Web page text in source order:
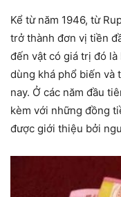
Kể từ năm 1946, từ
trở thành đơn vị tiền
đến vật có giá trị đó
dùng khá phổ biến và
nay. Ở các năm đầu
kèm với những đồng
được giới thiệu bởi